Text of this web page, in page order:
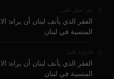
بيار عقل على
الفقر الذي يأنف لبنان أن يراه:
المنسية في لبنان
قارىء على
الفقر الذي يأنف لبنان أن يراه:
المنسية في لبنان